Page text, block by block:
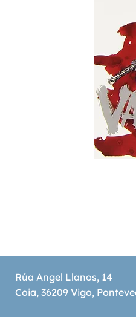
Rúa Angel Llanos, 14
Coia, 36209 Vigo,